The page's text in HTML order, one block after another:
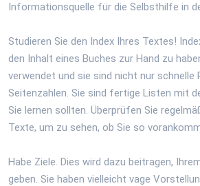
Informationsquelle für die Selbsthilfe in
Studieren Sie den Index Ihres Textes!
den Inhalt eines Buches zur Hand zu
verwendet und sie sind nicht nur schnelle
Seitenzahlen. Sie sind fertige Listen mit
Sie lernen sollten. Überprüfen Sie
Texte, um zu sehen, ob Sie so
Habe Ziele. Dies wird dazu beitragen,
geben. Sie haben vielleicht vage